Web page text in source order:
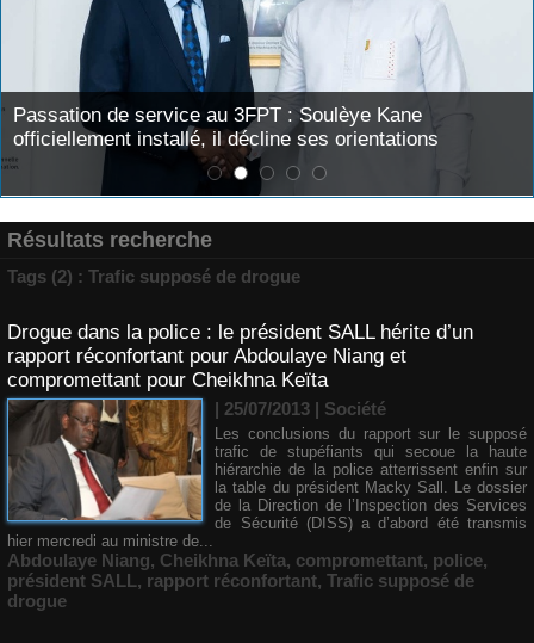
Passation de service au 3FPT : Soulèye Kane
officiellement installé, il décline ses orientations
Résultats recherche
Tags (2) : Trafic supposé de drogue
Drogue dans la police : le président SALL hérite d’un
rapport réconfortant pour Abdoulaye Niang et
compromettant pour Cheikhna Keïta
| 25/07/2013 | Société
Les conclusions du rapport sur le supposé
trafic de stupéfiants qui secoue la haute
hiérarchie de la police atterrissent enfin sur
la table du président Macky Sall. Le dossier
de la Direction de l’Inspection des Services
de Sécurité (DISS) a d’abord été transmis
hier mercredi au ministre de...
Abdoulaye Niang, Cheikhna Keïta, compromettant, police,
président SALL, rapport réconfortant, Trafic supposé de
drogue